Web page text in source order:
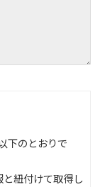
下のとおりで
紐付けて取得し